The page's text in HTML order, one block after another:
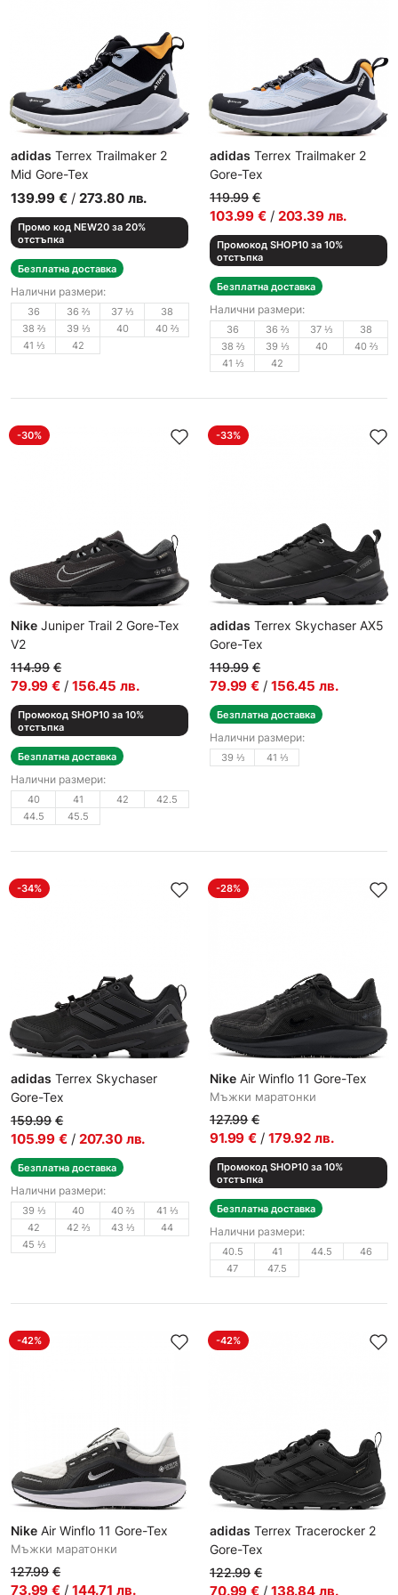
adidas Terrex Trailmaker 2
Mid Gore-Tex
Дамски спортни обувки
139.99 € / 273.80 лв.
Промо код NEW20 за 20%
отстъпка
Безплатна доставка
Налични размери:
36 36 ⅔ 37 ⅓
38
38 ⅔
39 ⅓ 40
40 ⅔
41 ⅓
42
adidas Terrex Trailmaker 2
Gore-Tex
Дамски спортни обувки
119.99 €
103.99 € / 203.39 лв.
Промокод SHOP10 за 10%
отстъпка
Безплатна доставка
Налични размери:
36 36 ⅔ 37 ⅓
38
38 ⅔
39 ⅓ 40
40 ⅔
41 ⅓
42
-30%
Nike Juniper Trail 2 Gore-Tex
V2
Мъжки маратонки
114.99 €
79.99 € / 156.45 лв.
Промокод SHOP10 за 10%
отстъпка
Безплатна доставка
Налични размери:
40 41 42
42.5
44.5
45.5
-33%
adidas Terrex Skychaser AX5
Gore-Tex
Мъжки спортни обувки
119.99 €
79.99 € / 156.45 лв.
Безплатна доставка
Налични размери:
39 ⅓ 41 ⅓
-34%
adidas Terrex Skychaser
Gore-Tex
Мъжки спортни обувки
159.99 €
105.99 € / 207.30 лв.
Безплатна доставка
Налични размери:
39 ⅓ 40 40 ⅔
41 ⅓
42
42 ⅔ 43 ⅓
44
45 ⅓
-28%
Nike Air Winflo 11 Gore-Tex
Мъжки маратонки
127.99 €
91.99 € / 179.92 лв.
Промокод SHOP10 за 10%
отстъпка
Безплатна доставка
Налични размери:
40.5 41 44.5
46
47
47.5
-42%
Nike Air Winflo 11 Gore-Tex
Мъжки маратонки
127.99 €
73.99 € / 144.71 лв.
-42%
adidas Terrex Tracerocker 2
Gore-Tex
Мъжки маратонки
122.99 €
70.99 € / 138.84 лв.